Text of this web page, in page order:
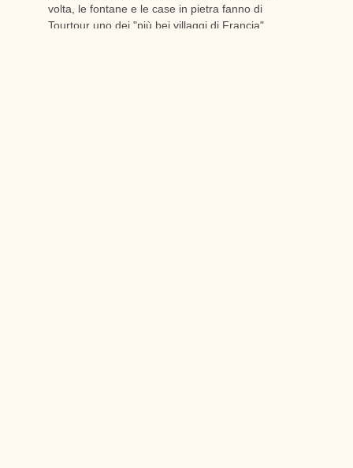
volta, le fontane e le case in pietra fanno di
Tourtour uno dei "più bei villaggi di Francia".